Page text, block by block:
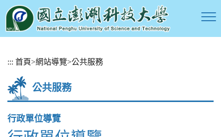
::: 首頁>網站導覽>公共服務
公共服務
行政單位導覽